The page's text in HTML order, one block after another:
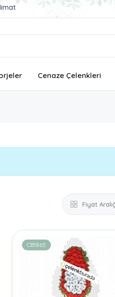
Cenaze Çelenkleri
Fiyat
CB1865